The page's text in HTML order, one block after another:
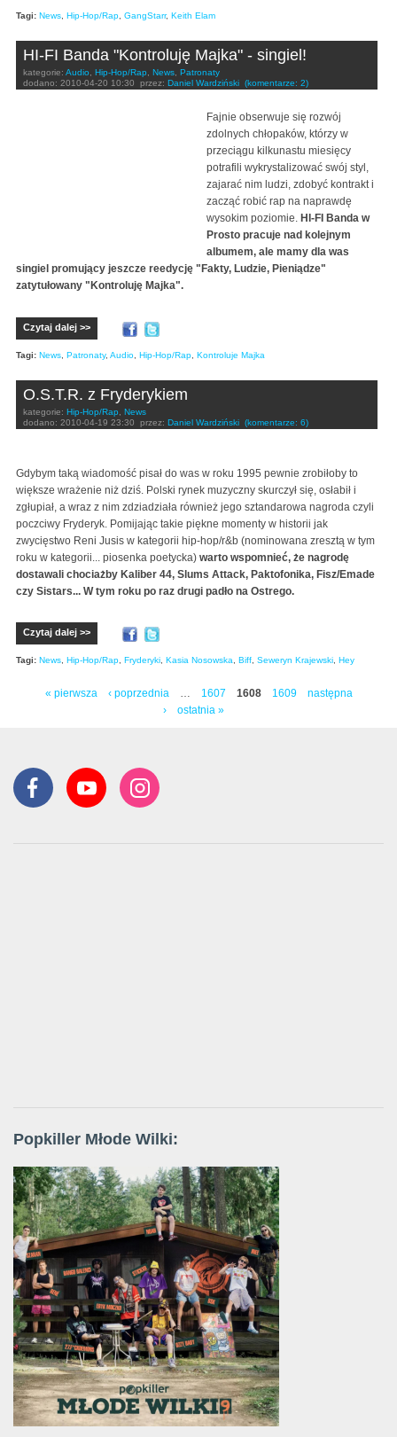
Tagi: News, Hip-Hop/Rap, GangStarr, Keith Elam
HI-FI Banda "Kontroluję Majka" - singiel!
kategorie: Audio, Hip-Hop/Rap, News, Patronaty
dodano: 2010-04-20 10:30 przez: Daniel Wardziński (komentarze: 2)
Fajnie obserwuje się rozwój
zdolnych chłopaków, którzy w
przeciągu kilkunastu miesięcy
potrafili wykrystalizować swój styl,
zajarać nim ludzi, zdobyć kontrakt i
zacząć robić rap na naprawdę
wysokim poziomie. HI-FI Banda w
Prosto pracuje nad kolejnym
albumem, ale mamy dla was
singiel promujący jeszcze reedycję "Fakty, Ludzie, Pieniądze"
zatytułowany "Kontroluję Majka".
Czytaj dalej >>
Tagi: News, Patronaty, Audio, Hip-Hop/Rap, Kontroluje Majka
O.S.T.R. z Fryderykiem
kategorie: Hip-Hop/Rap, News
dodano: 2010-04-19 23:30 przez: Daniel Wardziński (komentarze: 6)
Gdybym taką wiadomość pisał do was w roku 1995 pewnie zrobiłoby to
większe wrażenie niż dziś. Polski rynek muzyczny skurczył się, osłabił i
zgłupiał, a wraz z nim zdziadziała również jego sztandarowa nagroda czyli
poczciwy Fryderyk. Pomijając takie piękne momenty w historii jak
zwycięstwo Reni Jusis w kategorii hip-hop/r&b (nominowana zresztą w tym
roku w kategorii... piosenka poetycka) warto wspomnieć, że nagrodę
dostawali chociażby Kaliber 44, Slums Attack, Paktofonika, Fisz/Emade
czy Sistars... W tym roku po raz drugi padło na Ostrego.
Czytaj dalej >>
Tagi: News, Hip-Hop/Rap, Fryderyki, Kasia Nosowska, Biff, Seweryn Krajewski, Hey
Strony« pierwsza ‹ poprzednia … 1607 1608 1609
następna
›
ostatnia »
Popkiller Młode Wilki: